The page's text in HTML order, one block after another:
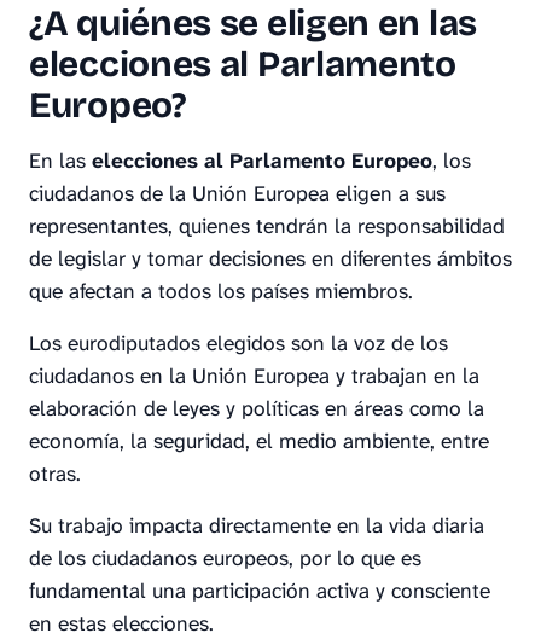
¿A quiénes se eligen en las
elecciones al Parlamento
Europeo?
En las elecciones al Parlamento Europeo, los
ciudadanos de la Unión Europea eligen a sus
representantes, quienes tendrán la responsabilidad
de legislar y tomar decisiones en diferentes ámbitos
que afectan a todos los países miembros.
Los eurodiputados elegidos son la voz de los
ciudadanos en la Unión Europea y trabajan en la
elaboración de leyes y políticas en áreas como la
economía, la seguridad, el medio ambiente, entre
otras.
Su trabajo impacta directamente en la vida diaria
de los ciudadanos europeos, por lo que es
fundamental una participación activa y consciente
en estas elecciones.